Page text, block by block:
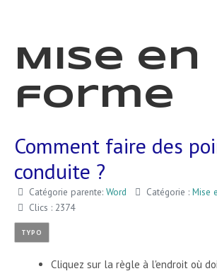
Mise en
forme
Comment faire des
conduite ?
Catégorie parente: Word Catégorie : Mise
Clics : 2374
TYPO
Cliquez sur la règle à l'endroit où